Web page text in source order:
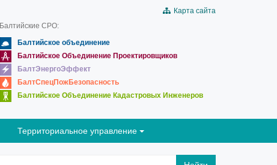
Карта сайта
Балтийские СРО:
Балтийское объединение
Балтийское Объединение Проектировщиков
БалтЭнергоЭффект
БалтСпецПожБезопасность
Балтийское Объединение Кадастровых Инженеров
Территориальное управление